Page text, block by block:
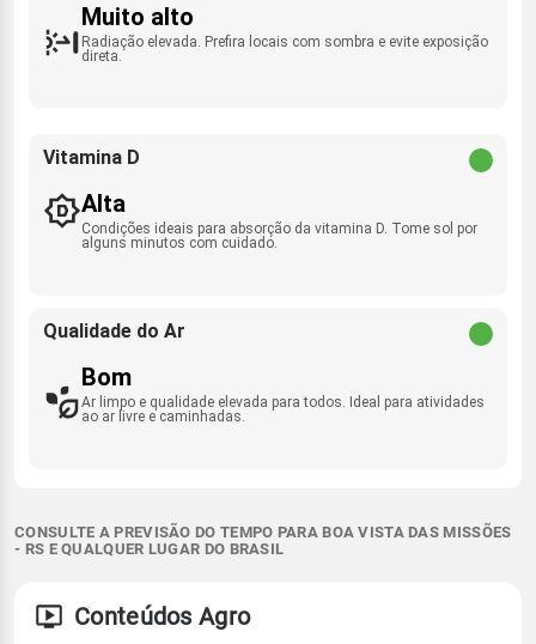
Muito alto
Radiação elevada. Prefira locais com sombra e evite exposição
direta.
Vitamina D
Alta
Condições ideais para absorção da vitamina D. Tome sol por
alguns minutos com cuidado.
Qualidade do Ar
Bom
Ar limpo e qualidade elevada para todos. Ideal para atividades
ao ar livre e caminhadas.
CONSULTE A PREVISÃO DO TEMPO PARA BOA VISTA DAS MISSÕES
- RS E QUALQUER LUGAR DO BRASIL
Conteúdos Agro